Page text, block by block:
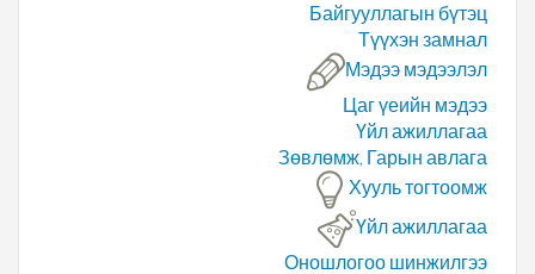
Байгууллагын бүтэц
Түүхэн замнал
Мэдээ мэдээлэл
Цаг үеийн мэдээ
Үйл ажиллагаа
Зөвлөмж, Гарын авлага
Хууль тогтоомж
Үйл ажиллагаа
Оношлогоо шинжилгээ